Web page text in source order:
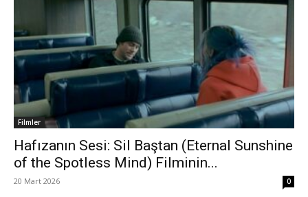
Filmler
Hafızanın Sesi: Sil Baştan (Eternal Sunshine
of the Spotless Mind) Filminin...
20 Mart 2026 0